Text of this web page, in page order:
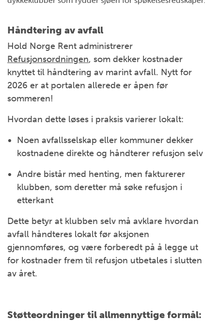
Håndtering av avfall
Hold Norge Rent administrerer
Refusjonsordningen, som dekker kostnader
knyttet til håndtering av marint avfall. Nytt for
2026 er at portalen allerede er åpen før
sommeren!
Hvordan dette løses i praksis varierer lokalt:
Noen avfallsselskap eller kommuner dekker
kostnadene direkte og håndterer refusjon selv
Andre bistår med henting, men fakturerer
klubben, som deretter må søke refusjon i
etterkant
Dette betyr at klubben selv må avklare hvordan
avfall håndteres lokalt før aksjonen
gjennomføres, og være forberedt på å legge ut
for kostnader frem til refusjon utbetales i slutten
av året.
Støtteordninger til allmennyttige formål: